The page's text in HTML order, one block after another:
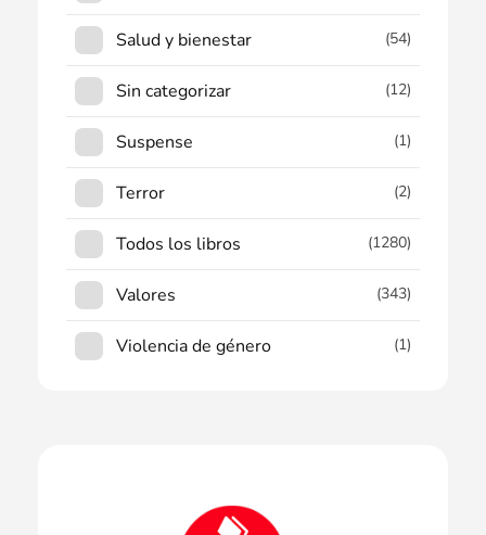
Salud y bienestar (54)
Sin categorizar (12)
Suspense (1)
Terror (2)
Todos los libros (1280)
Valores (343)
Violencia de género (1)